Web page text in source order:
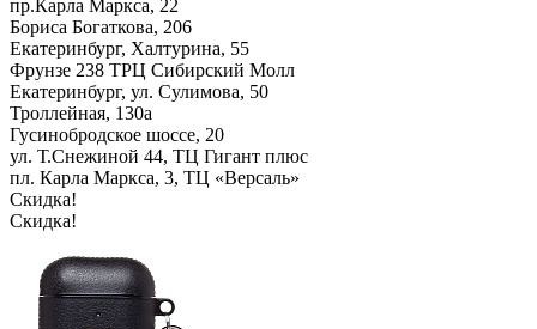
пр.Карла Маркса, 22
Бориса Богаткова, 206
Екатеринбург, Халтурина, 55
Фрунзе 238 ТРЦ Сибирский Молл
Екатеринбург, ул. Сулимова, 50
Троллейная, 130а
Гусинобродское шоссе, 20
ул. Т.Снежиной 44, ТЦ Гигант плюс
пл. Карла Маркса, 3, ТЦ «Версаль»
Скидка!
Скидка!